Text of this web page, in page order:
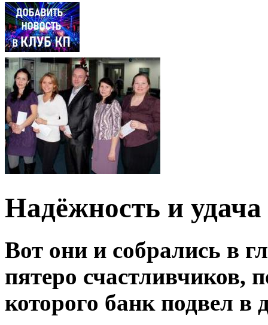
Надёжность и удача
Вот они и собрались в
пятеро счастливчиков,
которого банк подвел в